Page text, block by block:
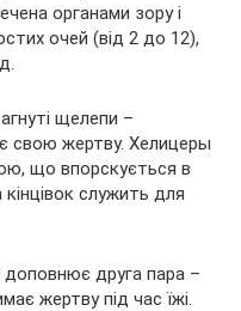
органами зору і
очей (від 2 до 12),
щелепи –
свою жертву. Хелицеры
що впорскується в
служить для
доповнює друга пара –
жертву під час їжі.